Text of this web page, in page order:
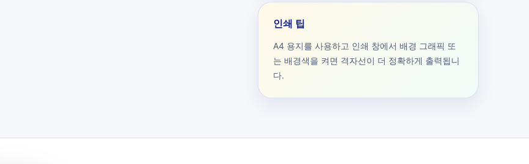
인쇄 팁
A4 용지를 사용하고 인쇄 창에서 배경 그래픽 또
는 배경색을 켜면 격자선이 더 정확하게 출력됩니
다.